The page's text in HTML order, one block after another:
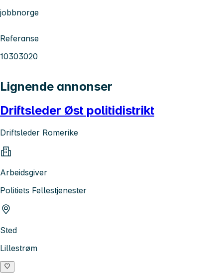
jobbnorge
Referanse
10303020
Lignende annonser
Driftsleder Øst politidistrikt
Driftsleder Romerike
Arbeidsgiver
Politiets Fellestjenester
Sted
Lillestrøm